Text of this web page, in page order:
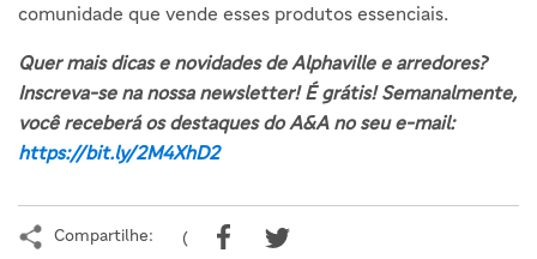
comunidade que vende esses produtos essenciais.
Quer mais dicas e novidades de Alphaville e arredores?
Inscreva-se na nossa newsletter! É grátis! Semanalmente,
você receberá os destaques do A&A no seu e-mail:
https://bit.ly/2M4XhD2
Compartilhe: (